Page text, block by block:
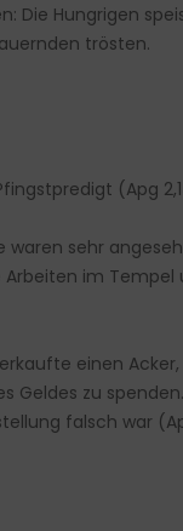
Die Hungrigen
trösten.
(Apg
sehr
im
einen
zu
falsch war